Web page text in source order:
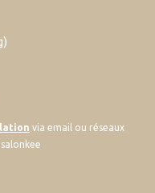
via email ou réseaux